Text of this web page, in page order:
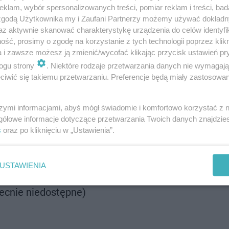
2026 roku będą dostępne w trzech etapach.
którzy już wcześniej kupili bilety na jesienną
na swoim bilecie (znajduje się nad kodem QR), wejść
wpisać kod. Na jeden kod przypada jeden bilet, a ich
niedostępne)
wybór spersonalizowanych treści, pomiar reklam i treści,
Użytkownika my i Zaufani Partnerzy możemy używać
aktywnie skanować charakterystykę urządzenia do celów
prosimy o zgodę na korzystanie z tych technologii poprzez
i zawsze możesz ją zmienić/wycofać klikając przycisk ustawień
strony
. Niektóre rodzaje przetwarzania danych nie
się takiemu przetwarzaniu. Preferencje będą miały
informacjami, abyś mógł świadomie i komfortowo korzystać z
informacje dotyczące przetwarzania Twoich danych
oraz po kliknięciu w „Ustawienia”.
USTAWIENIA